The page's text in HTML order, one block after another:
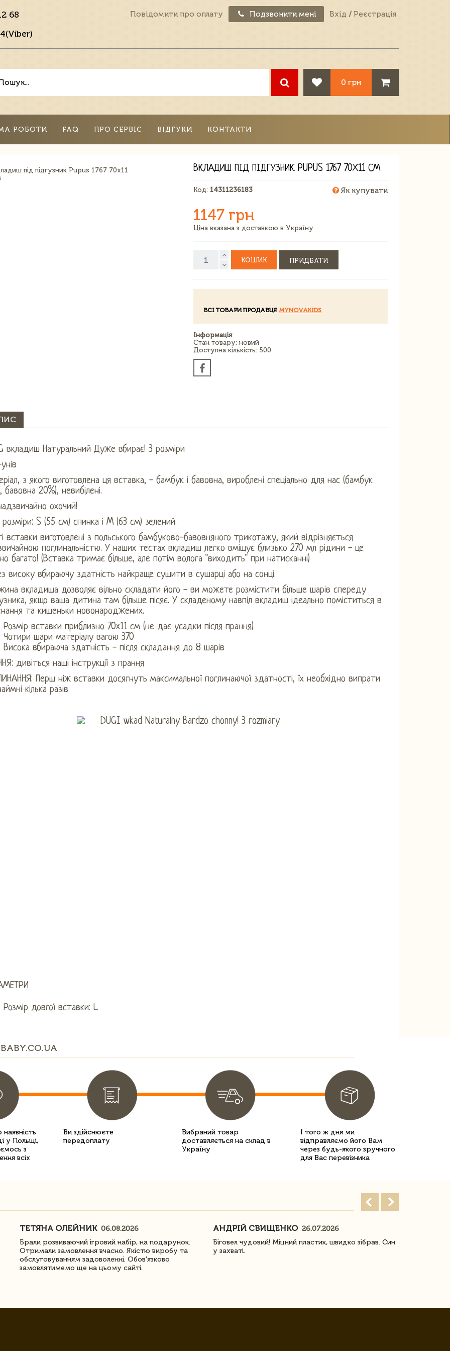
68
Повідомити про оплату Подзвонити мені Вхід / Реєстрація
0 грн
РОБОТИ FAQ ПРО СЕРВІС ВІДГУКИ КОНТАКТИ
ВКЛАДИШ ПІД ПІДГУЗНИК PUPUS 1767 70Х11 СМ
Код: 14311236183 Як купувати
1147 грн
Ціна вказана з доставкою в Україну
КОШИК ПРИДБАТИ
ВСІ ТОВАРИ ПРОДАВЦЯ MYNOVAKIDS
Інформація
Стан товару: новий
Доступна кількість: 500
вкладиш Натуральний Дуже вбирає! 3 розміри
з якого виготовлена ​​ця вставка, - бамбук і бавовна, вироблені спеціально для нас (бамбук
бавовна 20%), невибілені.
охочий!
розміри: S (55 см) спинка і M (63 см) зелений.
вставки виготовлені з польського бамбуково-бавовняного трикотажу, який відрізняється
поглинальністю. У наших тестах вкладиш легко вміщує близько 270 мл рідини - це
багато! (Вставка тримає більше, але потім волога "виходить" при натисканні)
високу вбираючу здатність найкраще сушити в сушарці або на сонці.
вкладиша дозволяє вільно складати його - ви можете розмістити більше шарів спереду
якщо ваша дитина там більше пісяє. У складеному навпіл вкладиш ідеально поміститься в
та кишеньки новонароджених.
Розмір вставки приблизно 70x11 см (не дає усадки після прання)
Чотири шари матеріалу вагою 370
Висока вбираюча здатність - після складання до 8 шарів
дивіться наші інструкції з прання
Перш ніж вставки досягнуть максимальної поглинаючої здатності, їх необхідно випрати
кілька разів
Розмір довгої вставки: L
у Польщі,
з
всіх
Ви здійснюєте
передоплату
Вибраний товар
доставляється на склад в
Україну
І того ж дня ми
відправляємо його Вам
через будь-якого зручного
для Вас перевізника
ТЕТЯНА ОЛЕЙНИК 06.08.2026
Брали розвиваючий ігровий набір, на подарунок.
Отримали замовлення вчасно. Якістю виробу та
обслуговуванням задоволенні. Обов'язково
замовлятимемо ще на цьому сайті.
АНДРІЙ СВИЩЕНКО 26.07.2026
Біговел чудовий! Міцний пластик, швидко зібрав. Син
у захваті.